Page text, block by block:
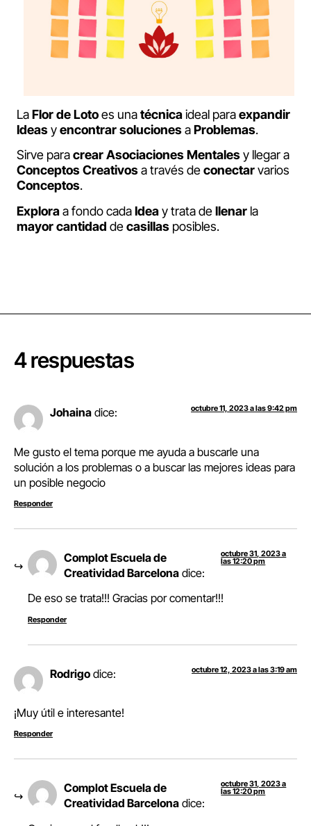
LaFlor de Lotoes unatécnicaideal paraexpandir
IdeasyencontrarsolucionesaProblemas.
Sirve paracrearAsociacionesMentalesy llegar a
ConceptosCreativosa través deconectarvarios
Conceptos.
Exploraa fondo cadaIdeay trata dellenar la
mayor cantidad decasillas posibles.
4 respuestas
Johaina dice: octubre 11, 2023 a las 9:42 pm
Me gusto el tema porque me ayuda a buscarle una
solución a los problemas o a buscar las mejores ideas para
un posible negocio
Responder
Complot Escuela de
Creatividad Barcelona dice:
octubre 31, 2023 a
las 12:20 pm
De eso se trata!!! Gracias por comentar!!!
Responder
Rodrigo dice: octubre 12, 2023 a las 3:19 am
¡Muy útil e interesante!
Responder
Complot Escuela de
Creatividad Barcelona dice:
octubre 31, 2023 a
las 12:20 pm